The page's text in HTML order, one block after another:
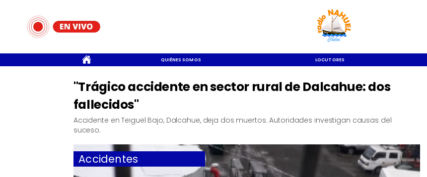
QUIÉNES SOMOS LOCUTORES
Accidentes
"Trágico accidente en sector rural de Dalcahue: dos
fallecidos"
Accidente en Teiguel Bajo, Dalcahue, deja dos muertos. Autoridades investigan causas del
suceso.